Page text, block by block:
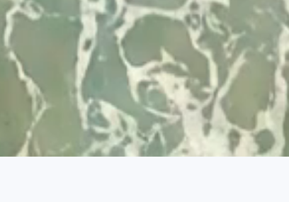
© 2026 Visit Albufeira